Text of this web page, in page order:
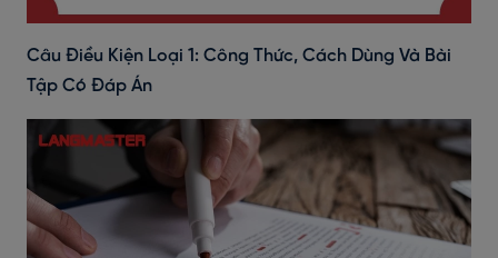
Câu Điều Kiện Loại 1: Công Thức, Cách Dùng Và Bài
Tập Có Đáp Án